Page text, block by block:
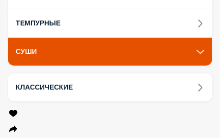
ТЕМПУРНЫЕ
СУШИ
КЛАССИЧЕСКИЕ